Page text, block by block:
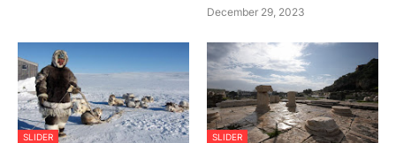
December 29, 2023
SLIDER SLIDER